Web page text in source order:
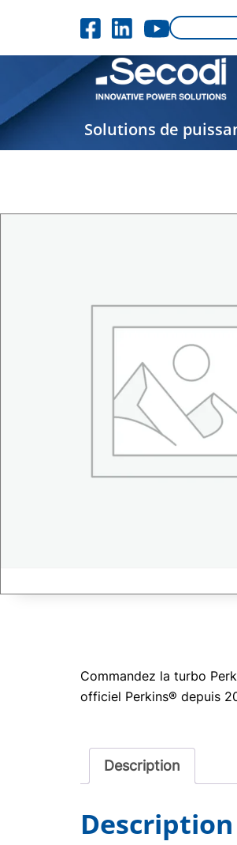
Solutions de
Commandez la turbo
officiel Perkins® depuis
Description
Description